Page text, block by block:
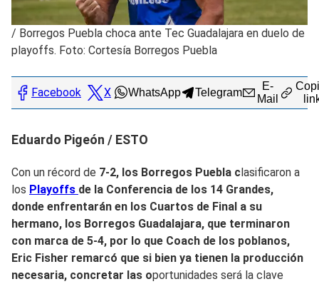
/ Borregos Puebla choca ante Tec Guadalajara en duelo de
playoffs. Foto: Cortesía Borregos Puebla
Facebook X WhatsApp Telegram
E-
Mail
Eduardo Pigeón / ESTO
Con un récord de 7-2, los Borregos Puebla clasificaron a
los Playoffs de la Conferencia de los 14 Grandes,
donde enfrentarán en los Cuartos de Final a su
hermano, los Borregos Guadalajara, que terminaron
con marca de 5-4, por lo que Coach de los poblanos,
Eric Fisher remarcó que si bien ya tienen la producción
necesaria, concretar las oportunidades será la clave